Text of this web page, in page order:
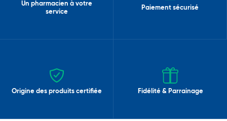
Un pharmacien à votre
service
Paiement sécurisé
Origine des produits certifiée Fidélité & Parrainage